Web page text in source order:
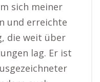
sich meiner
und erreichte
die weit über
lag. Er ist